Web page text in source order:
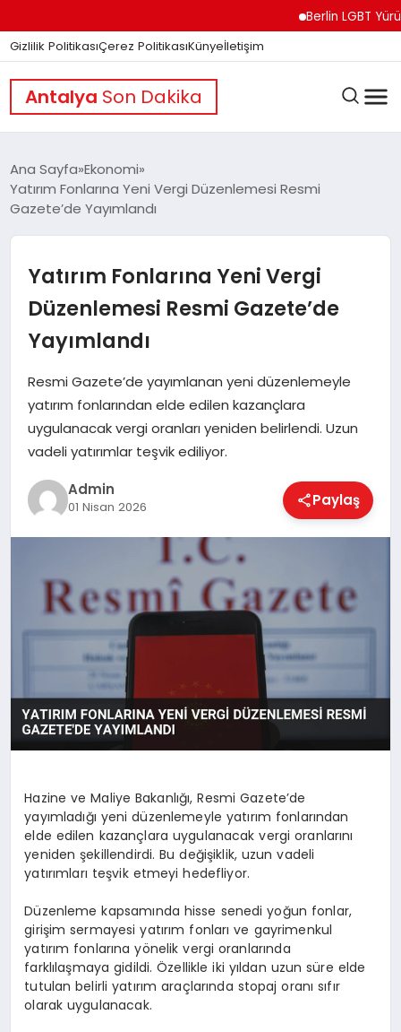
Berlin LGBT
Gizlilik PolitikasıÇerez PolitikasıKünyeİletişim
Antalya Son Dakika
GÜNDEM
DÜNYA
EĞITIM
EKONOMI
MAGAZIN
SPOR
TEKNOLOJI
Ana Sayfa Ekonomi
Yatırım Fonlarına Yeni Vergi Düzenlemesi Resmi
Gazete’de Yayımlandı
Yatırım Fonlarına Yeni Vergi
Düzenlemesi Resmi Gazete’de
Yayımlandı
Resmi Gazete’de yayımlanan yeni düzenlemeyle
yatırım fonlarından elde edilen kazançlara
uygulanacak vergi oranları yeniden belirlendi. Uzun
vadeli yatırımlar teşvik ediliyor.
Admin
01 Nisan 2026 Paylaş
Hazine ve Maliye Bakanlığı, Resmi Gazete’de
yayımladığı yeni düzenlemeyle yatırım fonlarından
elde edilen kazançlara uygulanacak vergi oranlarını
yeniden şekillendirdi. Bu değişiklik, uzun vadeli
yatırımları teşvik etmeyi hedefliyor.
Düzenleme kapsamında hisse senedi yoğun fonlar,
girişim sermayesi yatırım fonları ve gayrimenkul
yatırım fonlarına yönelik vergi oranlarında
farklılaşmaya gidildi. Özellikle iki yıldan uzun süre elde
tutulan belirli yatırım araçlarında stopaj oranı sıfır
olarak uygulanacak.